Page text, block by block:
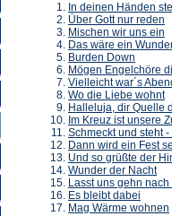
In deinen Händen
Über Gott nur reden
Mischen wir uns ein
Das wäre ein
Burden Down
Mögen Engelchöre
Vielleicht war´s
Wo die Liebe wohnt
Halleluja, dir Quelle
Im Kreuz ist unsere
Schmeckt und steht -
Dann wird ein Fest
Und so grüßte der
Wunder der Nacht
Lasst uns gehn
Es bleibt dabei
Mag Wärme wohnen